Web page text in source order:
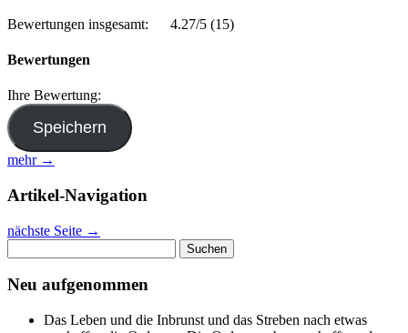
Bewertungen insgesamt: 4.27/5 (15)
Bewertungen
Ihre Bewertung:
mehr →
Artikel-Navigation
nächste Seite →
nach:
Neu aufgenommen
Das Leben und die Inbrunst und das Streben nach etwas